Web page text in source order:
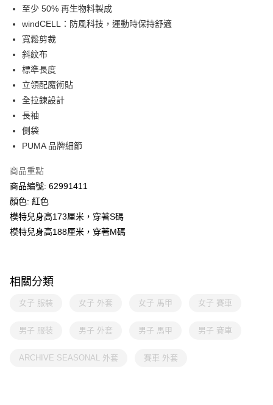
送貨方式
單筆訂單淨值滿$399可享免運費優惠
每筆HK$30.00，滿HK$399.00或以上免運費
滿$599可享澳門免運費優惠
至少 50% 再生物料製成
windCELL：防風科技，運動時保持舒適
寬鬆剪裁
斜紋布
標準長度
立領配魔術貼
全拉鍊設計
長袖
側袋
PUMA 品牌細節
商品重點
商品編號: 62991411
顏色: 紅色
模特兒身高173厘米，穿著S碼
模特兒身高188厘米，穿著M碼
相關分類
女子 服裝 女子 外套 女子 馬甲 女子 賽車
男子 服裝 男子 外套 男子 馬甲 男子 賽車
ARCHIVE SEASONAL 外套 賽車 外套